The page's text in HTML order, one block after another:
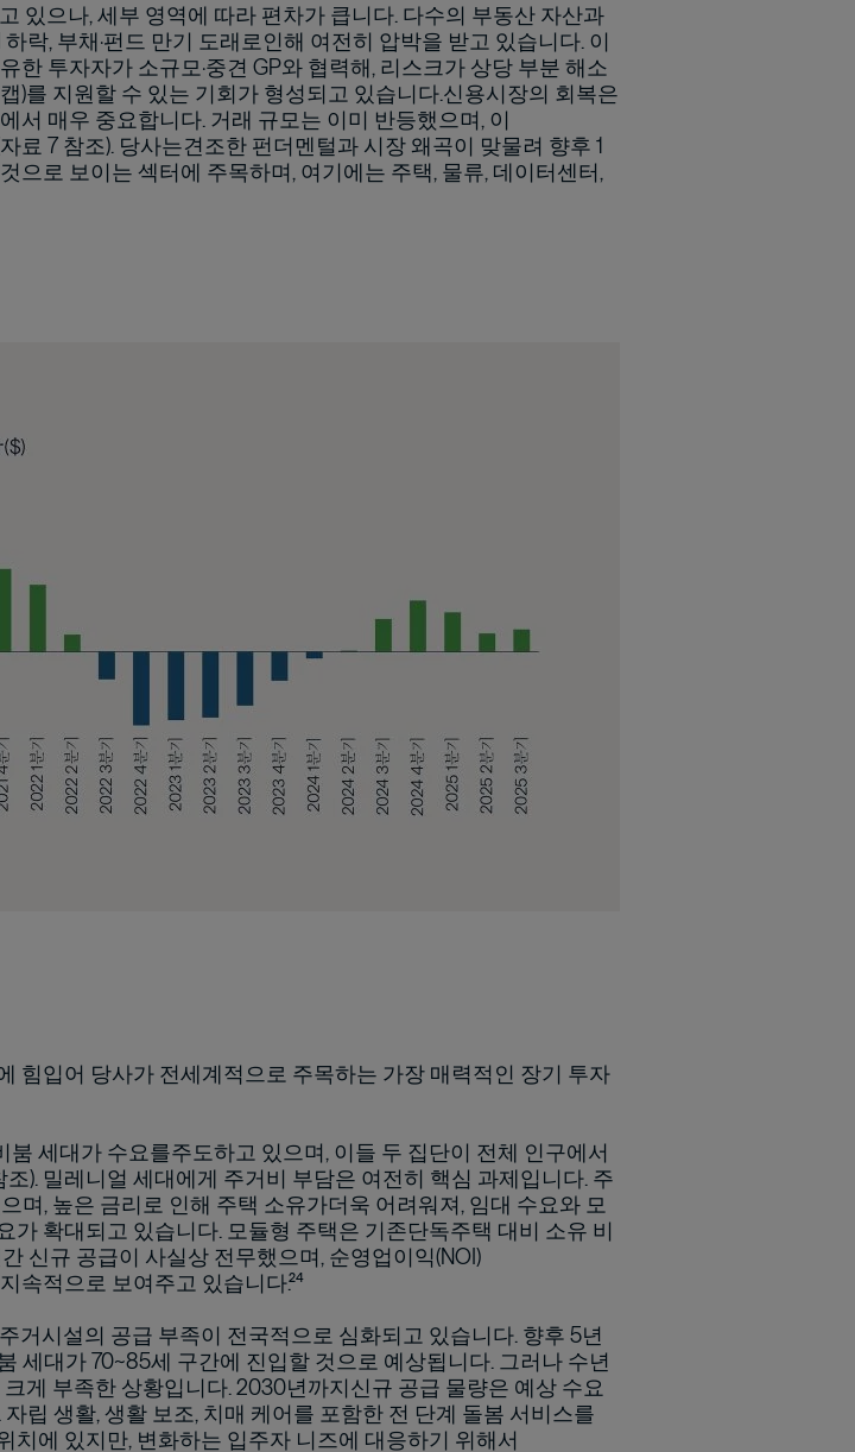
있으나, 세부 영역에 따라 편차가 큽니다. 다수의 부동산 자산과
락, 부채·펀드 만기 도래로인해 여전히 압박을 받고 있습니다. 이
한 투자자가 소규모·중견 GP와 협력해, 리스크가 상당 부분 해소
)를 지원할 수 있는 기회가 형성되고 있습니다.신용시장의 회복은
서 매우 중요합니다. 거래 규모는 이미 반등했으며, 이
료 7 참조). 당사는견조한 펀더멘털과 시장 왜곡이 맞물려 향후 1
으로 보이는 섹터에 주목하며, 여기에는 주택, 물류, 데이터센터,
힘입어 당사가 전세계적으로 주목하는 가장 매력적인 장기 투자
세대가 수요를주도하고 있으며, 이들 두 집단이 전체 인구에서
). 밀레니얼 세대에게 주거비 부담은 여전히 핵심 과제입니다. 주
며, 높은 금리로 인해 주택 소유가더욱 어려워져, 임대 수요와 모
가 확대되고 있습니다. 모듈형 주택은 기존단독주택 대비 소유 비
신규 공급이 사실상 전무했으며, 순영업이익(NOI)
속적으로 보여주고 있습니다.²⁴
거시설의 공급 부족이 전국적으로 심화되고 있습니다. 향후 5년
세대가 70~85세 구간에 진입할 것으로 예상됩니다. 그러나 수년
게 부족한 상황입니다. 2030년까지신규 공급 물량은 예상 수요
립 생활, 생활 보조, 치매 케어를 포함한 전 단계 돌봄 서비스를
치에 있지만, 변화하는 입주자 니즈에 대응하기 위해서